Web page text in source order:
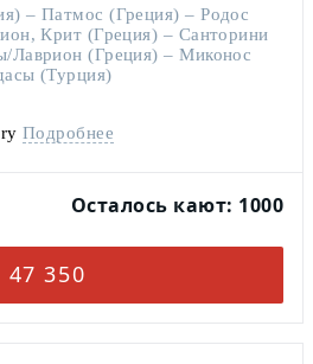
– Патмос (Греция) – Родос
Крит (Греция) – Санторини
Лаврион (Греция) – Миконос
(Турция)
Подробнее
Осталось кают: 1000
47 350